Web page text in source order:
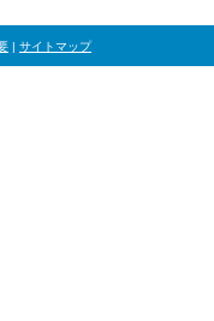
| サイトマップ